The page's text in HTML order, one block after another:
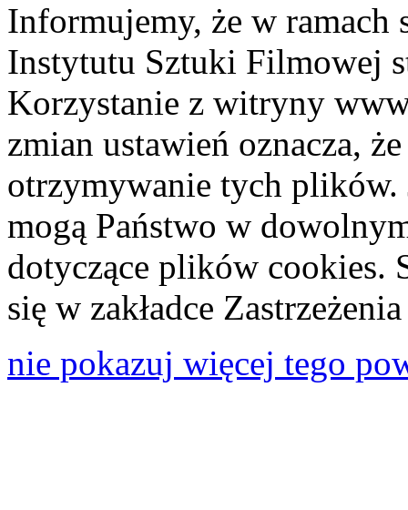
Informujemy, że w ramach
Instytutu Sztuki Filmowej
Korzystanie z witryny
zmian ustawień oznacza,
otrzymywanie tych plików.
mogą Państwo w
dotyczące plików cookies.
się w zakładce
nie pokazuj więcej tego